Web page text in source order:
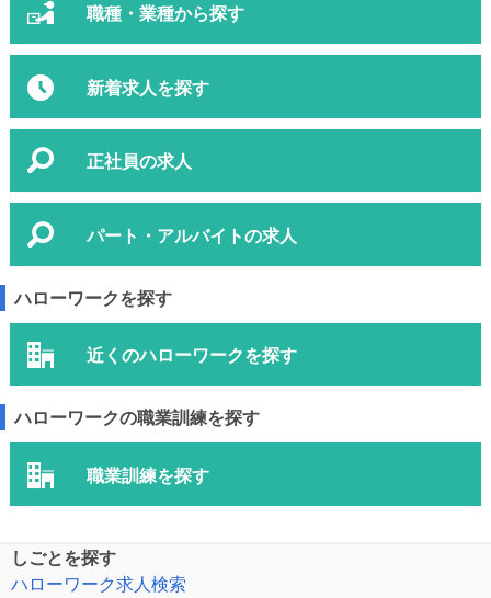
職種・業種から探す
新着求人を探す
正社員の求人
パート・アルバイトの求人
ハローワークを探す
近くのハローワークを探す
ハローワークの職業訓練を探す
職業訓練を探す
しごとを探す
ハローワーク求人検索